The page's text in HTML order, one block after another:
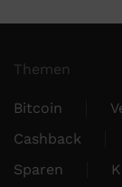
Themen
Bitcoin
Cashback
Sparen